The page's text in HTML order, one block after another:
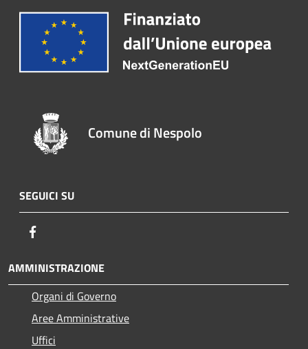
Comune di Nespolo
SEGUICI SU
AMMINISTRAZIONE
Organi di Governo
Aree Amministrative
Uffici